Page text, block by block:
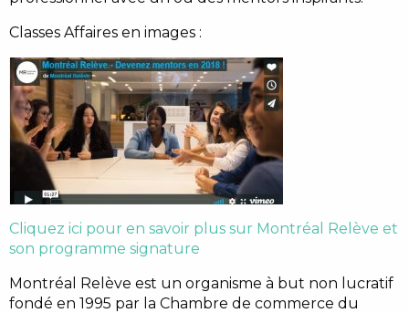
Classes Affaires en images :
Cliquez ici pour en savoir plus sur Montréal Relève et
son programme signature
Montréal Relève est un organisme à but non lucratif
fondé en 1995 par la Chambre de commerce du